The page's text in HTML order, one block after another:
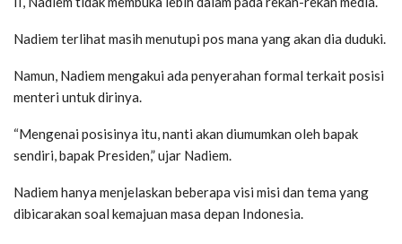
Nadiem terlihat masih menutupi pos mana yang akan dia duduki.
Namun, Nadiem mengakui ada penyerahan formal terkait posisi
menteri untuk dirinya.
“Mengenai posisinya itu, nanti akan diumumkan oleh bapak
sendiri, bapak Presiden,” ujar Nadiem.
Nadiem hanya menjelaskan beberapa visi misi dan tema yang
dibicarakan soal kemajuan masa depan Indonesia.